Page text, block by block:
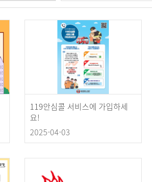
119안심콜 서비스에 가입하세
요!
2025-04-03